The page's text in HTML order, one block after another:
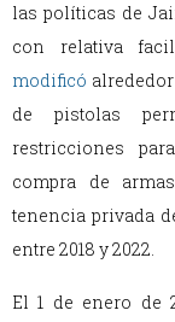
las políticas de
con relativa
modificó
de pistolas
restricciones
compra de
tenencia privada
entre 2018 y 2022.
El 1 de enero de